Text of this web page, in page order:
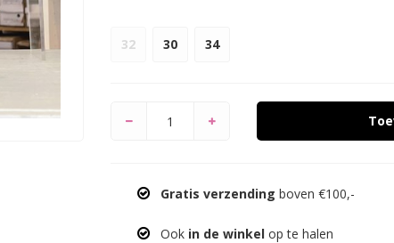
32 30 34
Gratis verzending boven €100,-
Ook in de winkel op te halen